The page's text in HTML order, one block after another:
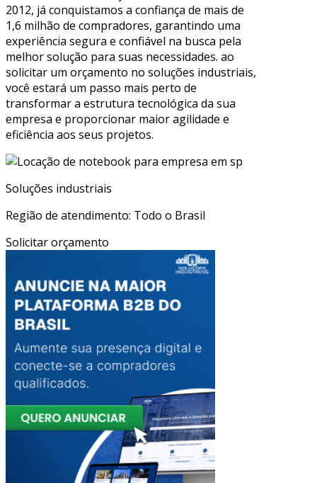
2012, já conquistamos a confiança de mais de
1,6 milhão de compradores, garantindo uma
experiência segura e confiável na busca pela
melhor solução para suas necessidades. ao
solicitar um orçamento no soluções industriais,
você estará um passo mais perto de
transformar a estrutura tecnológica da sua
empresa e proporcionar maior agilidade e
eficiência aos seus projetos.
Soluções industriais
Região de atendimento: Todo o Brasil
Solicitar orçamento